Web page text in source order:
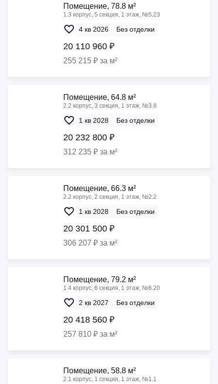
Помещение, 78.8 м²
1.3 корпус, 5 секция, 1 этаж, №5.23
4 кв 2026 Без отделки
20 110 960 ₽
255 215 ₽ за м²
Помещение, 64.8 м²
2.2 корпус, 3 секция, 1 этаж, №3.8
1 кв 2028 Без отделки
20 232 800 ₽
312 235 ₽ за м²
Помещение, 66.3 м²
2.2 корпус, 2 секция, 1 этаж, №2.2
1 кв 2028 Без отделки
20 301 500 ₽
306 207 ₽ за м²
Помещение, 79.2 м²
1.4 корпус, 6 секция, 1 этаж, №6.20
2 кв 2027 Без отделки
20 418 560 ₽
257 810 ₽ за м²
Помещение, 58.8 м²
2.1 корпус, 1 секция, 1 этаж, №1.1